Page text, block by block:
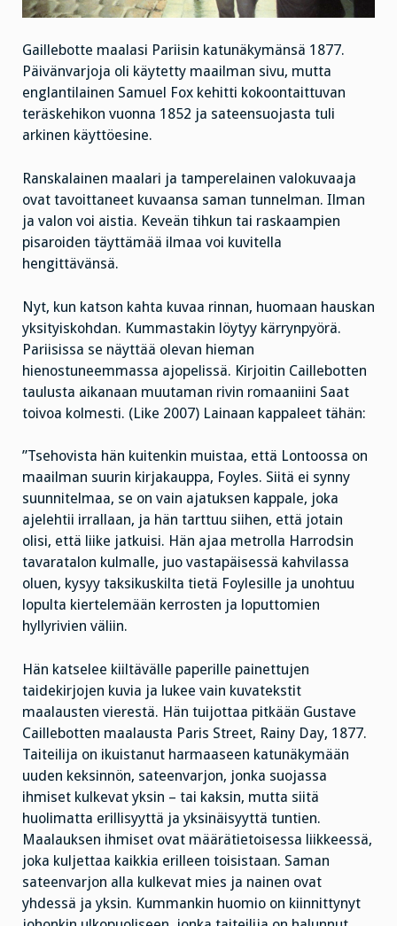
Gaillebotte maalasi Pariisin katunäkymänsä 1877.
Päivänvarjoja oli käytetty maailman sivu, mutta
englantilainen Samuel Fox kehitti kokoontaittuvan
teräskehikon vuonna 1852 ja sateensuojasta tuli
arkinen käyttöesine.
Ranskalainen maalari ja tamperelainen valokuvaaja
ovat tavoittaneet kuvaansa saman tunnelman. Ilman
ja valon voi aistia. Keveän tihkun tai raskaampien
pisaroiden täyttämää ilmaa voi kuvitella
hengittävänsä.
Nyt, kun katson kahta kuvaa rinnan, huomaan hauskan
yksityiskohdan. Kummastakin löytyy kärrynpyörä.
Pariisissa se näyttää olevan hieman
hienostuneemmassa ajopelissä. Kirjoitin Caillebotten
taulusta aikanaan muutaman rivin romaaniini Saat
toivoa kolmesti. (Like 2007) Lainaan kappaleet tähän:
”Tsehovista hän kuitenkin muistaa, että Lontoossa on
maailman suurin kirjakauppa, Foyles. Siitä ei synny
suunnitelmaa, se on vain ajatuksen kappale, joka
ajelehtii irrallaan, ja hän tarttuu siihen, että jotain
olisi, että liike jatkuisi. Hän ajaa metrolla Harrodsin
tavaratalon kulmalle, juo vastapäisessä kahvilassa
oluen, kysyy taksikuskilta tietä Foylesille ja unohtuu
lopulta kiertelemään kerrosten ja loputtomien
hyllyrivien väliin.
Hän katselee kiiltävälle paperille painettujen
taidekirjojen kuvia ja lukee vain kuvatekstit
maalausten vierestä. Hän tuijottaa pitkään Gustave
Caillebotten maalausta Paris Street, Rainy Day, 1877.
Taiteilija on ikuistanut harmaaseen katunäkymään
uuden keksinnön, sateenvarjon, jonka suojassa
ihmiset kulkevat yksin – tai kaksin, mutta siitä
huolimatta erillisyyttä ja yksinäisyyttä tuntien.
Maalauksen ihmiset ovat määrätietoisessa liikkeessä,
joka kuljettaa kaikkia erilleen toisistaan. Saman
sateenvarjon alla kulkevat mies ja nainen ovat
yhdessä ja yksin. Kummankin huomio on kiinnittynyt